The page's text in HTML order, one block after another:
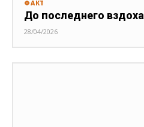
ФАКТ
До последнего вздоха
28/04/2026